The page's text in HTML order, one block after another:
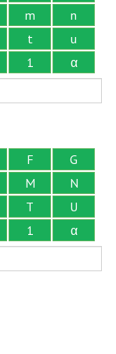
m
n
t
u
1
α
F
G
M
N
T
U
1
α